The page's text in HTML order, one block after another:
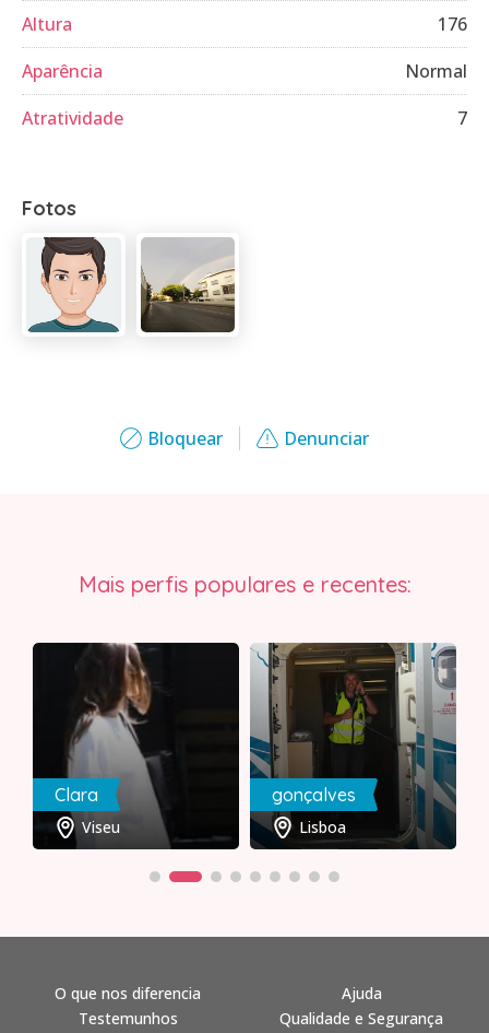
Bloquear Denunciar
Altura
176
Aparência
Normal
Atratividade
7
Fotos
Mais perfis populares e recentes:
Clara
Viseu
gonçalves
Lisboa
O que nos diferencia
Testemunhos
Ajuda
Qualidade e Segurança